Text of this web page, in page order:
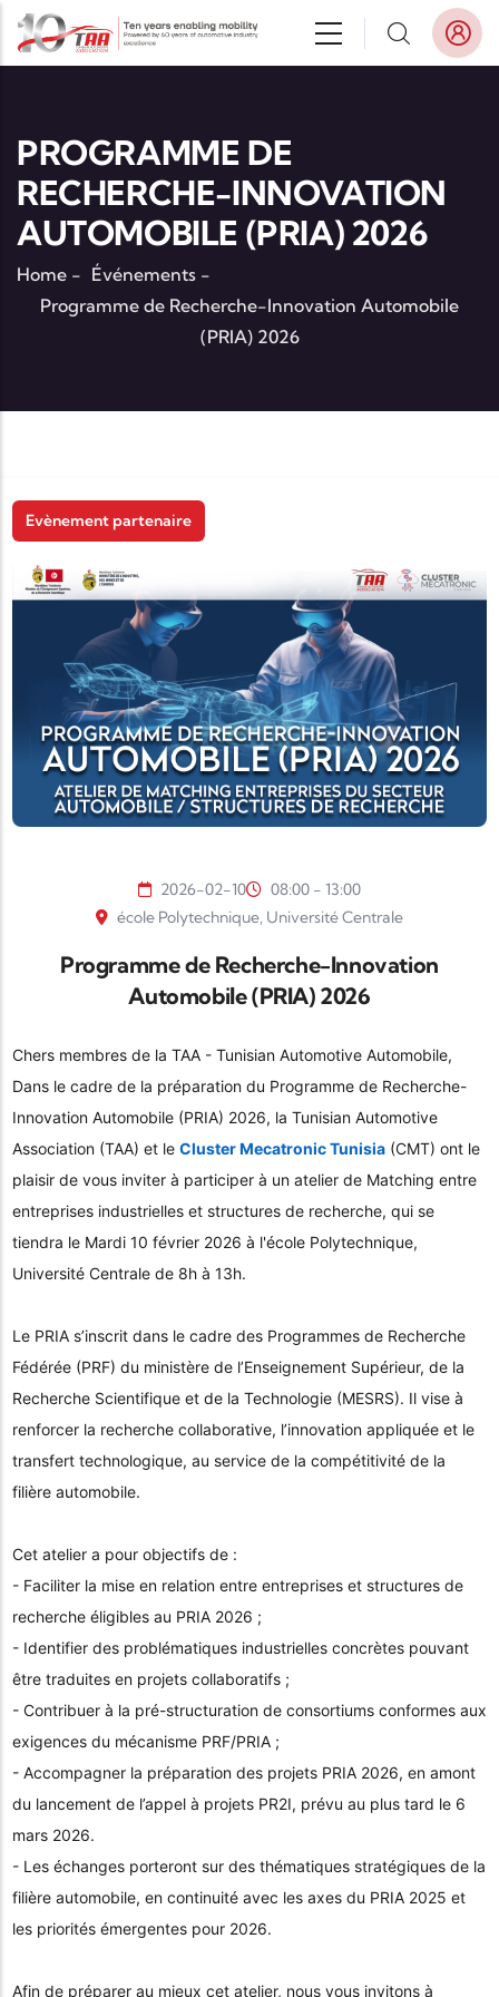
Aller au contenu principal
PROGRAMME DE
RECHERCHE-INNOVATION
AUTOMOBILE (PRIA) 2026
Home - Événements -
Programme de Recherche-Innovation Automobile
(PRIA) 2026
Evènement partenaire
2026-02-10
08:00 - 13:00
école Polytechnique, Université Centrale
Programme de Recherche-Innovation
Automobile (PRIA) 2026
Chers membres de la TAA - Tunisian Automotive Automobile,
Dans le cadre de la préparation du Programme de Recherche-
Innovation Automobile (PRIA) 2026, la Tunisian Automotive
Association (TAA) et le Cluster Mecatronic Tunisia (CMT) ont le
plaisir de vous inviter à participer à un atelier de Matching entre
entreprises industrielles et structures de recherche, qui se
tiendra le Mardi 10 février 2026 à l'école Polytechnique,
Université Centrale de 8h à 13h.
Le PRIA s’inscrit dans le cadre des Programmes de Recherche
Fédérée (PRF) du ministère de l’Enseignement Supérieur, de la
Recherche Scientifique et de la Technologie (MESRS). Il vise à
renforcer la recherche collaborative, l’innovation appliquée et le
transfert technologique, au service de la compétitivité de la
filière automobile.
Cet atelier a pour objectifs de :
- Faciliter la mise en relation entre entreprises et structures de
recherche éligibles au PRIA 2026 ;
- Identifier des problématiques industrielles concrètes pouvant
être traduites en projets collaboratifs ;
- Contribuer à la pré-structuration de consortiums conformes aux
exigences du mécanisme PRF/PRIA ;
- Accompagner la préparation des projets PRIA 2026, en amont
du lancement de l’appel à projets PR2I, prévu au plus tard le 6
mars 2026.
- Les échanges porteront sur des thématiques stratégiques de la
filière automobile, en continuité avec les axes du PRIA 2025 et
les priorités émergentes pour 2026.
Afin de préparer au mieux cet atelier, nous vous invitons à